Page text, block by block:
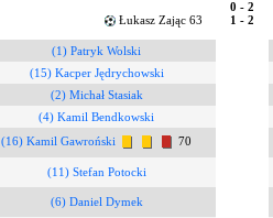
0 - 2
Łukasz Zając 63
1 - 2
(1) Patryk Wolski
(15) Kacper Jędrychowski
(2) Michał Stasiak
(4) Kamil Bendkowski
(16) Kamil Gawroński
70
(11) Stefan Potocki
(6) Daniel Dymek